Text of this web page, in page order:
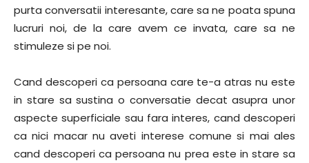
purta conversatii interesante, care sa ne poata spuna
lucruri noi, de la care avem ce invata, care sa ne
stimuleze si pe noi.
Cand descoperi ca persoana care te-a atras nu este
in stare sa sustina o conversatie decat asupra unor
aspecte superficiale sau fara interes, cand descoperi
ca nici macar nu aveti interese comune si mai ales
cand descoperi ca persoana nu prea este in stare sa